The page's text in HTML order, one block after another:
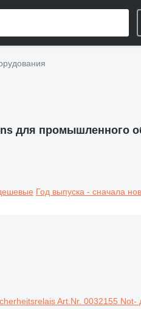
для промышленного
Год выпуска - сначала